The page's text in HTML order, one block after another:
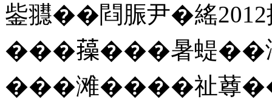
鈭䎚��閰脤尹�䌊2012
���𧂈���暑蝭��
���滩����祉䔿